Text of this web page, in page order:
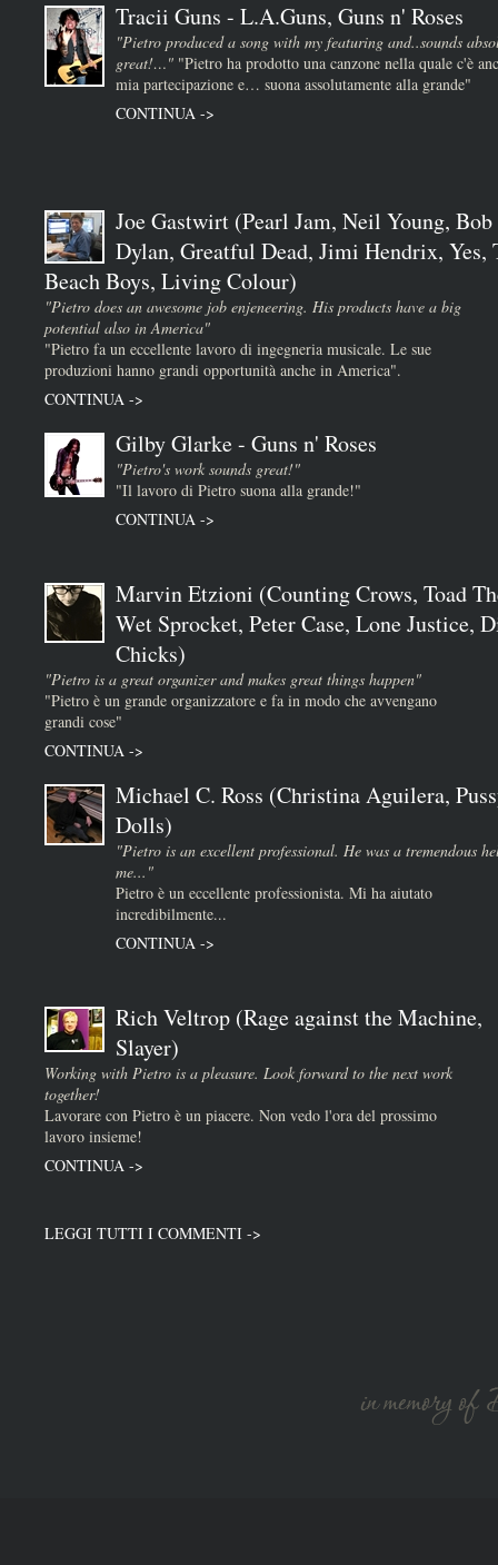
Tracii Guns - L.A.Guns, Guns n' Roses
"Pietro produced a song with my featuring and..sounds
great!…" "Pietro ha prodotto una canzone nella quale c'è
mia partecipazione e… suona assolutamente alla grande"
CONTINUA ->
Joe Gastwirt (Pearl Jam, Neil Young, Bob
Dylan, Greatful Dead, Jimi Hendrix, Yes,
Beach Boys, Living Colour)
"Pietro does an awesome job enjeneering. His products have a big
potential also in America"
"Pietro fa un eccellente lavoro di ingegneria musicale. Le sue
produzioni hanno grandi opportunità anche in America".
CONTINUA ->
Gilby Glarke - Guns n' Roses
"Pietro's work sounds great!"
"Il lavoro di Pietro suona alla grande!"
CONTINUA ->
Marvin Etzioni (Counting Crows, Toad
Wet Sprocket, Peter Case, Lone Justice,
Chicks)
"Pietro is a great organizer and makes great things happen"
"Pietro è un grande organizzatore e fa in modo che avvengano
grandi cose"
CONTINUA ->
Michael C. Ross (Christina Aguilera,
Dolls)
"Pietro is an excellent professional. He was a tremendous
me..."
Pietro è un eccellente professionista. Mi ha aiutato
incredibilmente...
CONTINUA ->
Rich Veltrop (Rage against the Machine,
Slayer)
Working with Pietro is a pleasure. Look forward to the next work
together!
Lavorare con Pietro è un piacere. Non vedo l'ora del prossimo
lavoro insieme!
CONTINUA ->
LEGGI TUTTI I COMMENTI ->